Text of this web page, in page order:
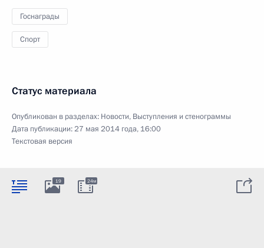
Госнаграды
Спорт
Статус материала
Опубликован в разделах: Новости, Выступления и стенограммы
Дата публикации:27 мая 2014 года, 16:00
Текстовая версия
19 24м